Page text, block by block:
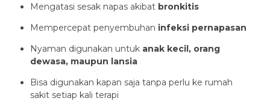
Mengatasi sesak napas akibat bronkitis
Mempercepat penyembuhan infeksi pernapasan
Nyaman digunakan untuk anak kecil, orang
dewasa, maupun lansia
Bisa digunakan kapan saja tanpa perlu ke rumah
sakit setiap kali terapi